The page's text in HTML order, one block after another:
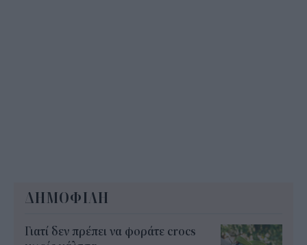
ΔΗΜΟΦΙΛΗ
Γιατί δεν πρέπει να φοράτε crocs